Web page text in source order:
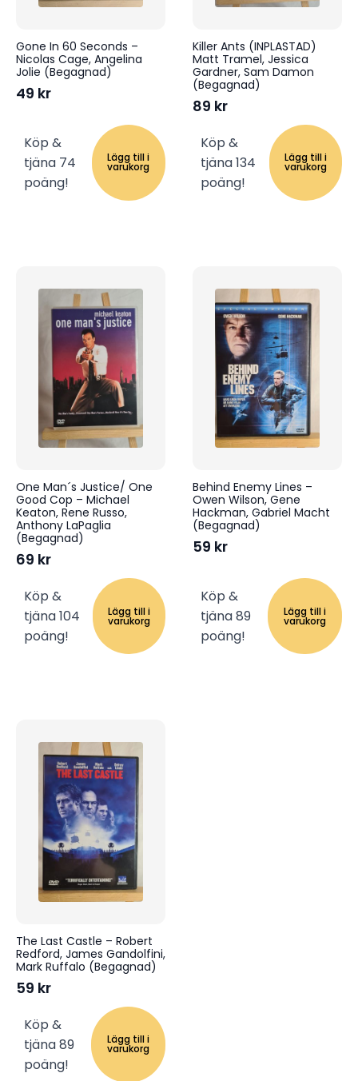
Gone In 60 Seconds –
Nicolas Cage, Angelina
Jolie (Begagnad)
49 kr
Köp &
tjäna 74
poäng!
Lägg till i
varukorg
Killer Ants (INPLASTAD)
Matt Tramel, Jessica
Gardner, Sam Damon
(Begagnad)
89 kr
Köp &
tjäna 134
poäng!
Lägg till i
varukorg
One Man´s Justice/ One
Good Cop – Michael
Keaton, Rene Russo,
Anthony LaPaglia
(Begagnad)
69 kr
Köp &
tjäna 104
poäng!
Lägg till i
varukorg
Behind Enemy Lines –
Owen Wilson, Gene
Hackman, Gabriel Macht
(Begagnad)
59 kr
Köp &
tjäna 89
poäng!
Lägg till i
varukorg
The Last Castle – Robert
Redford, James Gandolfini,
Mark Ruffalo (Begagnad)
59 kr
Köp &
tjäna 89
poäng!
Lägg till i
varukorg